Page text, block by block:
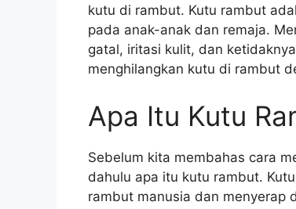
kutu di rambut. Kutu rambut
pada anak-anak dan remaja.
gatal, iritasi kulit, dan
menghilangkan kutu di rambut
Apa Itu Kutu
Sebelum kita membahas cara
dahulu apa itu kutu rambut.
rambut manusia dan menyerap